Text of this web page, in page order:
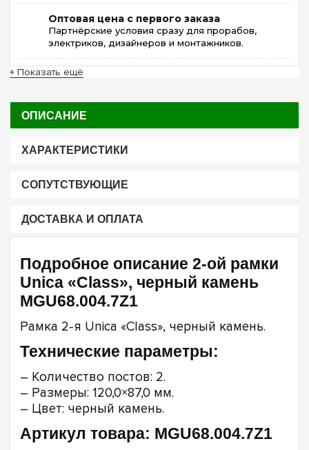
Оптовая цена с первого заказа
Партнёрские условия сразу для прорабов,
электриков, дизайнеров и монтажников.
+ Показать ещё
ОПИСАНИЕ
ХАРАКТЕРИСТИКИ
СОПУТСТВУЮЩИЕ
ДОСТАВКА И ОПЛАТА
Подробное описание 2-ой рамки
Unica «Class», черный камень
MGU68.004.7Z1
Рамка 2-я Unica «Class», черный камень.
Технические параметры:
– Количество постов: 2.
– Размеры: 120,0×87,0 мм.
– Цвет: черный камень.
Артикул товара: MGU68.004.7Z1